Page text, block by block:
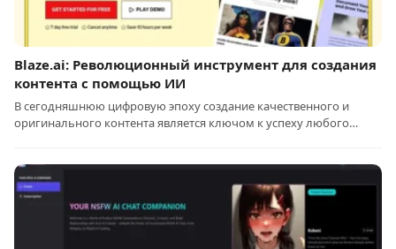
Blaze.ai: Революционный инструмент для создания
контента с помощью ИИ
В сегодняшнюю цифровую эпоху создание качественного и
оригинального контента является ключом к успеху любого…